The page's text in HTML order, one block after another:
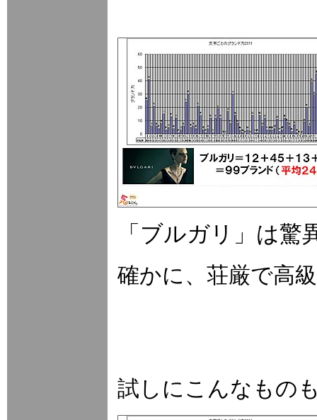
「ブルガリ」は
確かに、荘厳で高
試しにこんなもの